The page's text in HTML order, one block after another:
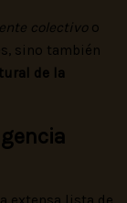
colectivo o
sino también
de la